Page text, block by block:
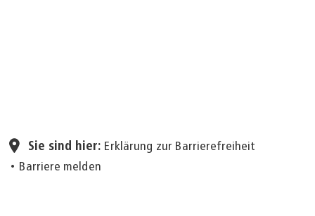
Sie sind hier: Erklärung zur Barrierefreiheit
Barriere melden